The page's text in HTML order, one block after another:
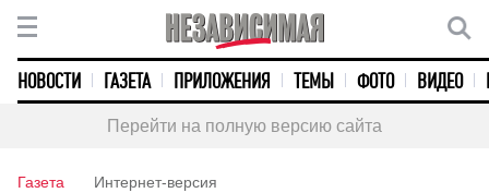
НОВОСТИ ГАЗЕТА ПРИЛОЖЕНИЯ ТЕМЫ ФОТО ВИДЕО
Перейти на полную версию сайта
Газета Интернет-версия